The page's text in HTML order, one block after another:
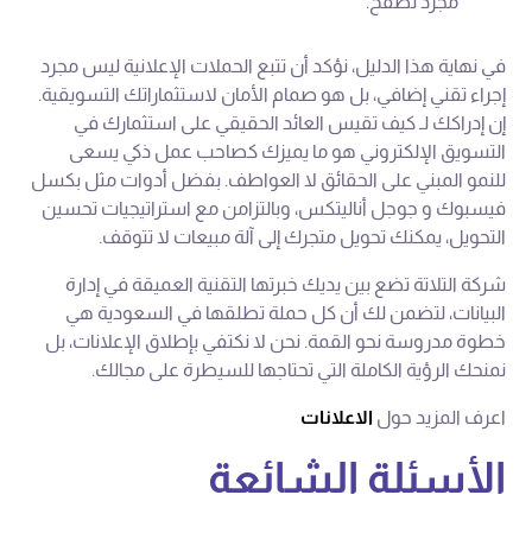
في نهاية هذا الدليل، نؤكد أن تتبع الحملات الإعلانية ليس مجرد
إجراء تقني إضافي، بل هو صمام الأمان لاستثماراتك التسويقية.
إن إدراكك لـ كيف تقيس العائد الحقيقي على استثمارك في
التسويق الإلكتروني هو ما يميزك كصاحب عمل ذكي يسعى
للنمو المبني على الحقائق لا العواطف. بفضل أدوات مثل بكسل
فيسبوك و جوجل أناليتكس، وبالتزامن مع استراتيجيات تحسين
التحويل، يمكنك تحويل متجرك إلى آلة مبيعات لا تتوقف.
شركة التلاتة تضع بين يديك خبرتها التقنية العميقة في إدارة
البيانات، لتضمن لك أن كل حملة تطلقها في السعودية هي
خطوة مدروسة نحو القمة. نحن لا نكتفي بإطلاق الإعلانات، بل
نمنحك الرؤية الكاملة التي تحتاجها للسيطرة على مجالك.
اعرف المزيد حول الاعلانات
الأسئلة الشائعة